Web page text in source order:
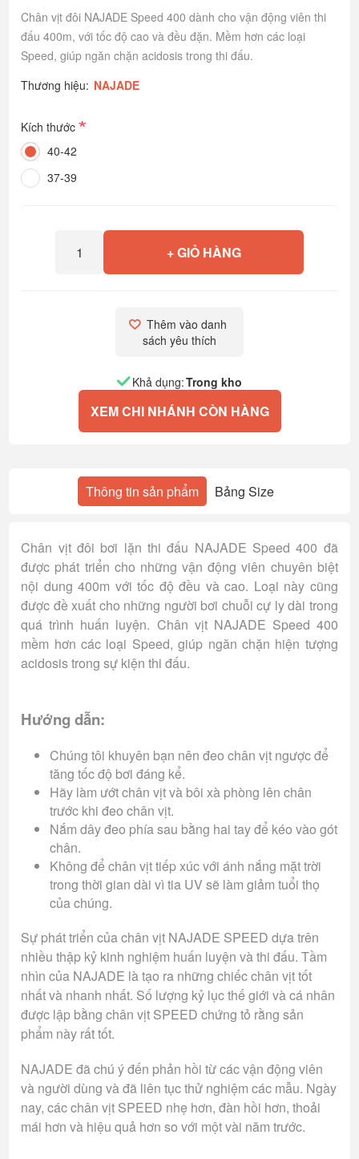
Chân vịt đôi NAJADE Speed 400 dành cho vận động viên thi
đấu 400m, với tốc độ cao và đều đặn. Mềm hơn các loại
Speed, giúp ngăn chặn acidosis trong thi đấu.
Thương hiệu: NAJADE
Kích thước*
40-42
37-39
+ GIỎ HÀNG
Thêm vào danh
sách yêu thích
Khả dụng:Trong kho
XEM CHI NHÁNH CÒN HÀNG
Thông tin sản phẩm Bảng Size
Chân vịt đôi bơi lặn thi đấu NAJADE Speed 400 đã
được phát triển cho những vận động viên chuyên biệt
nội dung 400m với tốc độ đều và cao. Loại này cũng
được đề xuất cho những người bơi chuỗi cự ly dài trong
quá trình huấn luyện. Chân vịt NAJADE Speed 400
mềm hơn các loại Speed, giúp ngăn chặn hiện tượng
acidosis trong sự kiện thi đấu.
Hướng dẫn:
Chúng tôi khuyên bạn nên đeo chân vịt ngược để
tăng tốc độ bơi đáng kể.
Hãy làm ướt chân vịt và bôi xà phòng lên chân
trước khi đeo chân vịt.
Nắm dây đeo phía sau bằng hai tay để kéo vào gót
chân.
Không để chân vịt tiếp xúc với ánh nắng mặt trời
trong thời gian dài vì tia UV sẽ làm giảm tuổi thọ
của chúng.
Sự phát triển của chân vịt NAJADE SPEED dựa trên
nhiều thập kỷ kinh nghiệm huấn luyện và thi đấu. Tầm
nhìn của NAJADE là tạo ra những chiếc chân vịt tốt
nhất và nhanh nhất. Số lượng kỷ lục thế giới và cá nhân
được lập bằng chân vịt SPEED chứng tỏ rằng sản
phẩm này rất tốt.
NAJADE đã chú ý đến phản hồi từ các vận động viên
và người dùng và đã liên tục thử nghiệm các mẫu. Ngày
nay, các chân vịt SPEED nhẹ hơn, đàn hồi hơn, thoải
mái hơn và hiệu quả hơn so với một vài năm trước.